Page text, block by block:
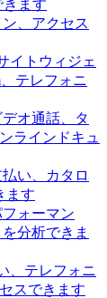
ます
、アクセス
イトウィジェ
テレフォニ
オ通話、タ
ラインドキュ
い、カタロ
ます
ォーマン
分析できま
、テレフォニ
スできます